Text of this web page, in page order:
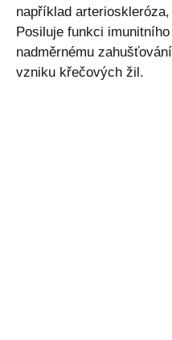
například
Posiluje funkci
nadměrnému
vzniku křečových žil.